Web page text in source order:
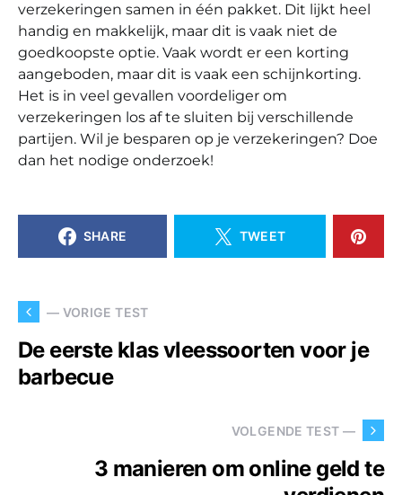
verzekeringen samen in één pakket. Dit lijkt heel
handig en makkelijk, maar dit is vaak niet de
goedkoopste optie. Vaak wordt er een korting
aangeboden, maar dit is vaak een schijnkorting.
Het is in veel gevallen voordeliger om
verzekeringen los af te sluiten bij verschillende
partijen. Wil je besparen op je verzekeringen? Doe
dan het nodige onderzoek!
SHARE TWEET
— VORIGE TEST
De eerste klas vleessoorten voor je
barbecue
VOLGENDE TEST —
3 manieren om online geld te